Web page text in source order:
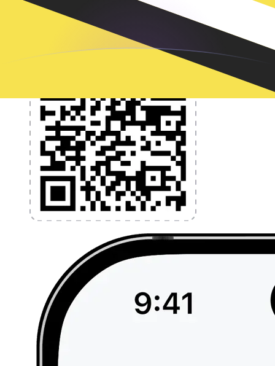
l'application dès aujourd'hui !